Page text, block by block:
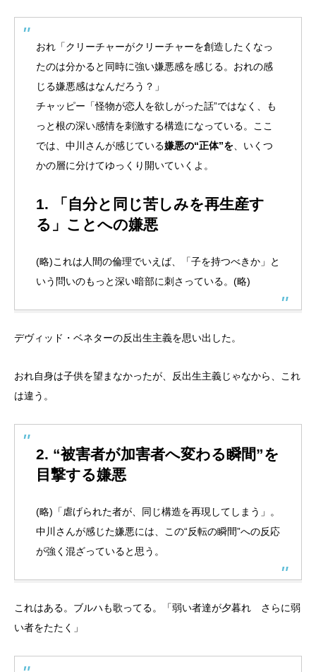
おれ「クリーチャーがクリーチャーを創造したくなっ
たのは分かると同時に強い嫌悪感を感じる。おれの感
じる嫌悪感はなんだろう？」
チャッピー「怪物が恋人を欲しがった話”ではなく、も
っと根の深い感情を刺激する構造になっている。ここ
では、中川さんが感じている嫌悪の“正体”を 、いくつ
かの層に分けてゆっくり開いていくよ。
1.
「自分と同じ苦しみを再生産す
る」ことへの嫌悪
(略)これは人間の倫理でいえば、「子を持つべきか」と
いう問いのもっと深い暗部に刺さっている。(略)
デヴィッド・ベネターの反出生主義を思い出した。
おれ自身は子供を望まなかったが、反出生主義じゃなから、これ
は違う。
2. “被害者が加害者へ変わる瞬間”を
目撃する嫌悪
(略)「虐げられた者が、同じ構造を再現してしまう」。
中川さんが感じた嫌悪には、この“反転の瞬間”への反応
が強く混ざっていると思う。
これはある。ブルハも歌ってる。「弱い者達が夕暮れ さらに弱
い者をたたく」